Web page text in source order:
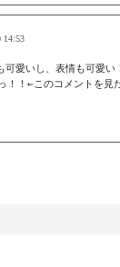
14:53
愛いし、表情も可愛
！←このコメントを見